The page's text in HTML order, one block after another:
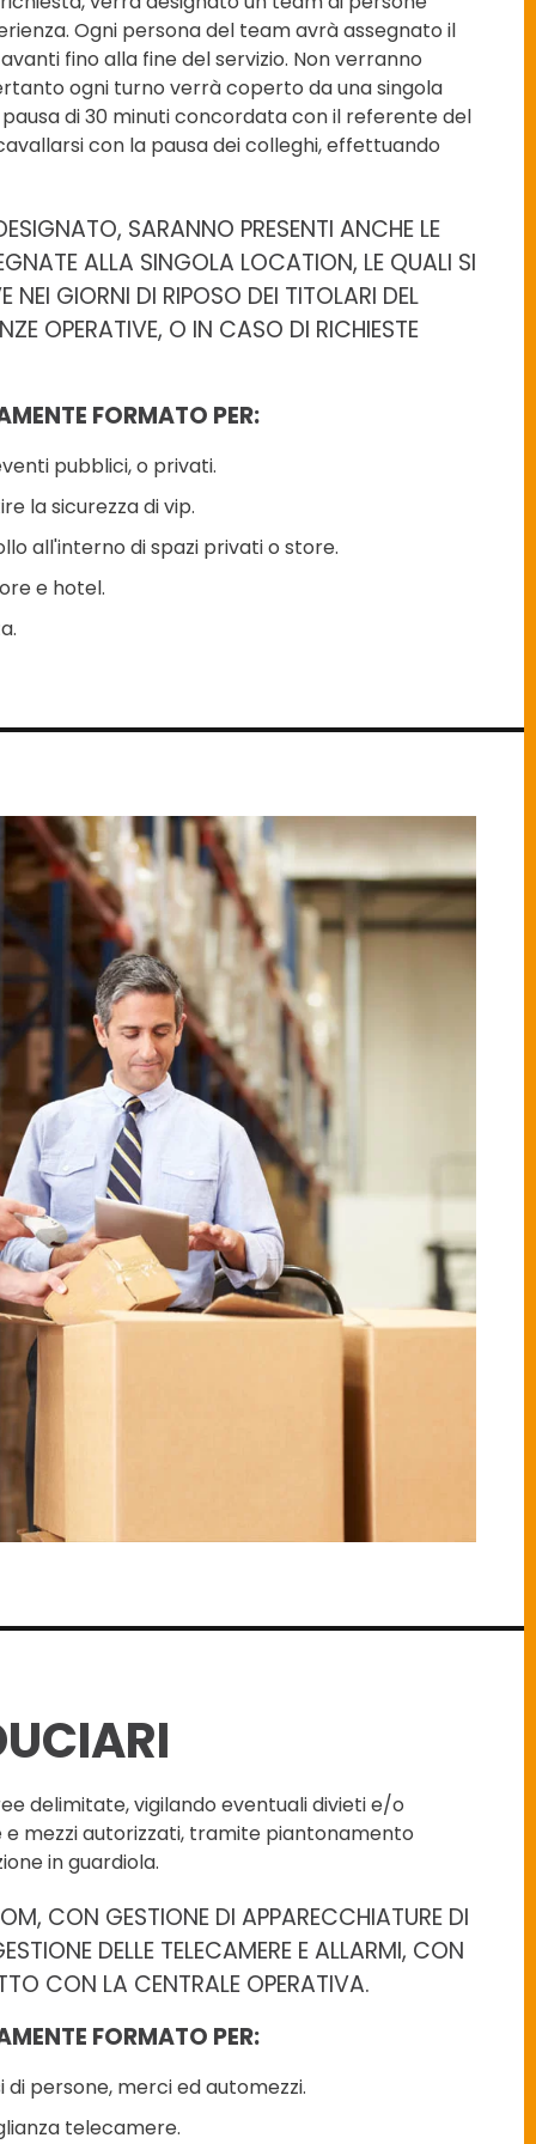
Ogni persona del team avrà assegnato il
fino alla fine del servizio. Non verranno
ogni turno verrà coperto da una singola
di 30 minuti concordata con il referente del
con la pausa dei colleghi, effettuando
SARANNO PRESENTI ANCHE LE
ALLA SINGOLA LOCATION, LE QUALI SI
NEI GIORNI DI RIPOSO DEI TITOLARI DEL
OPERATIVE, O IN CASO DI RICHIESTE
FORMATO PER:
pubblici, o privati.
la sicurezza di vip.
all'interno di spazi privati o store.
e hotel.
delimitate, vigilando eventuali divieti e/o
e mezzi autorizzati, tramite piantonamento
in guardiola.
CON GESTIONE DI APPARECCHIATURE DI
DELLE TELECAMERE E ALLARMI, CON
CON LA CENTRALE OPERATIVA.
FORMATO PER:
persone, merci ed automezzi.
telecamere.